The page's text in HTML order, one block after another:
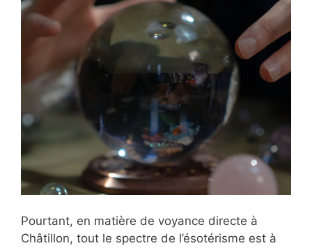
Pourtant, en matière de voyance directe à
Châtillon, tout le spectre de l’ésotérisme est à